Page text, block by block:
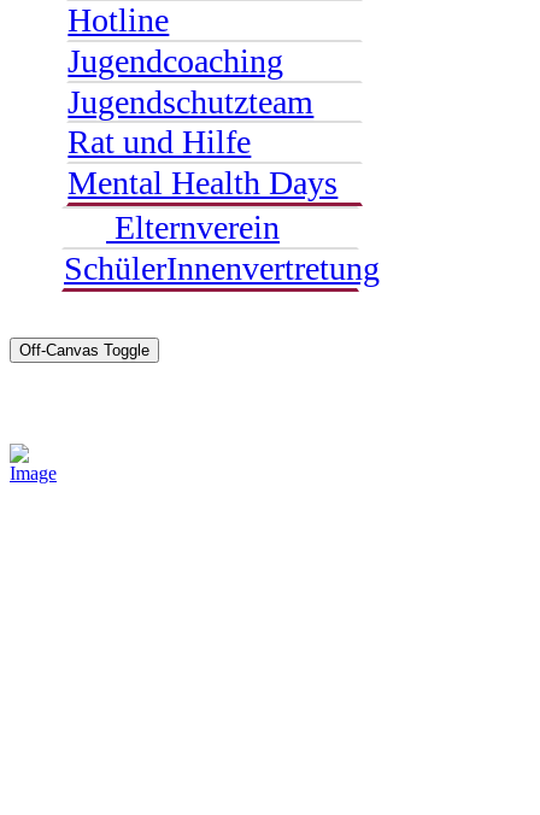
Hotline
Jugendcoaching
Jugendschutzteam
Rat und Hilfe
Mental Health Days
Elternverein
SchülerInnenvertretung
Off-Canvas Toggle